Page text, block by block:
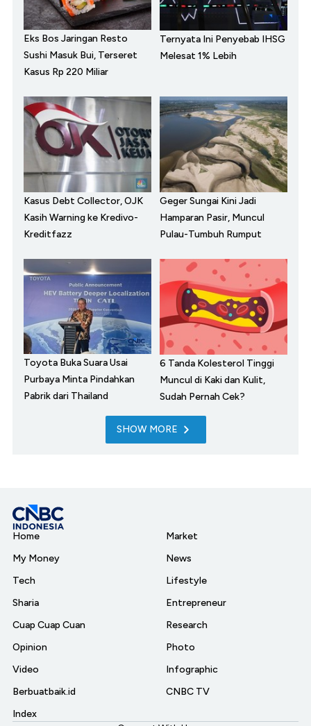
Eks Bos Jaringan Resto
Sushi Masuk Bui, Terseret
Kasus Rp 220 Miliar
Ternyata Ini Penyebab IHSG
Melesat 1% Lebih
Kasus Debt Collector, OJK
Kasih Warning ke Kredivo-
Kreditfazz
Geger Sungai Kini Jadi
Hamparan Pasir, Muncul
Pulau-Tumbuh Rumput
Toyota Buka Suara Usai
Purbaya Minta Pindahkan
Pabrik dari Thailand
6 Tanda Kolesterol Tinggi
Muncul di Kaki dan Kulit,
Sudah Pernah Cek?
SHOW MORE
Home
My Money
Tech
Sharia
Cuap Cuap Cuan
Opinion
Video
Berbuatbaik.id
Index
Market
News
Lifestyle
Entrepreneur
Research
Photo
Infographic
CNBC TV